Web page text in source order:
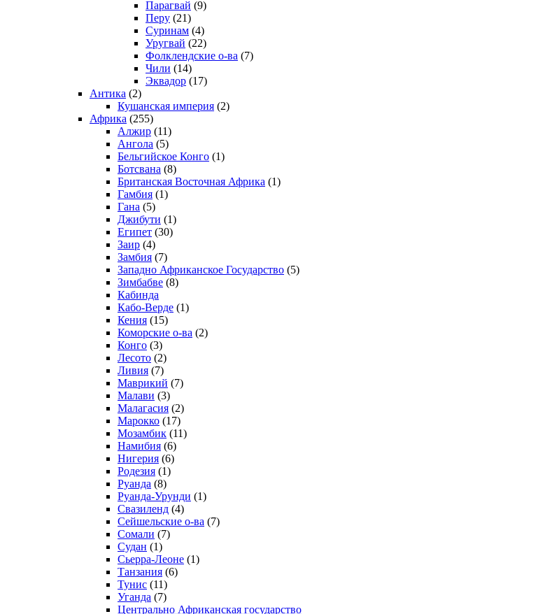
Парагвай (9)
Перу (21)
Суринам (4)
Уругвай (22)
Фолклендские о-ва (7)
Чили (14)
Эквадор (17)
Антика (2)
Кушанская империя (2)
Африка (255)
Алжир (11)
Ангола (5)
Бельгийское Конго (1)
Ботсвана (8)
Британская Восточная Африка (1)
Гамбия (1)
Гана (5)
Джибути (1)
Египет (30)
Заир (4)
Замбия (7)
Западно Африканское Государство (5)
Зимбабве (8)
Кабинда
Кабо-Верде (1)
Кения (15)
Коморские о-ва (2)
Конго (3)
Лесото (2)
Ливия (7)
Маврикий (7)
Малави (3)
Малагасия (2)
Марокко (17)
Мозамбик (11)
Намибия (6)
Нигерия (6)
Родезия (1)
Руанда (8)
Руанда-Урунди (1)
Свазиленд (4)
Сейшельские о-ва (7)
Сомали (7)
Судан (1)
Сьерра-Леоне (1)
Танзания (6)
Тунис (11)
Уганда (7)
Центрально Африканская государство